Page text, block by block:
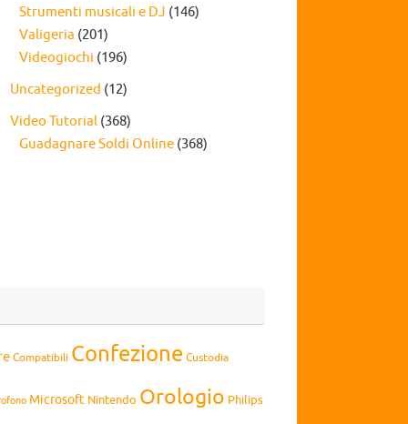
Strumenti musicali e DJ (146)
Valigeria (201)
Videogiochi (196)
Uncategorized (12)
Video Tutorial (368)
Guadagnare Soldi Online (368)
Compatibili Confezione Custodia
Microsoft Nintendo Orologio Philips